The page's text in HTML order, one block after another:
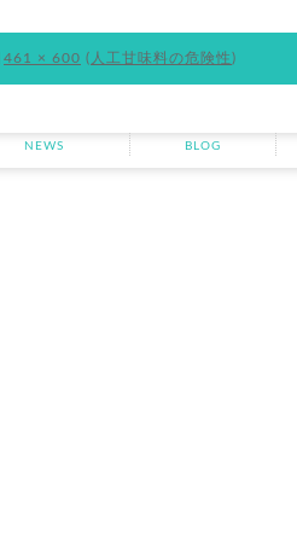
NEWS BLOG
461 × 600 ( 人工甘味料の危険性)